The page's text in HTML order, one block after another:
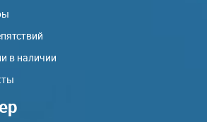
в наличии